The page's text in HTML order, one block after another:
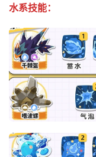
水系技能：